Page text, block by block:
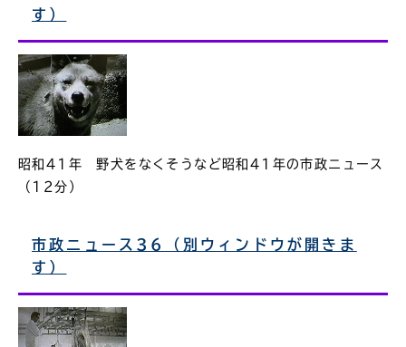
す）
昭和41年 野犬をなくそうなど昭和41年の市政ニュース
（12分）
市政ニュース36（別ウィンドウが開きま
す）